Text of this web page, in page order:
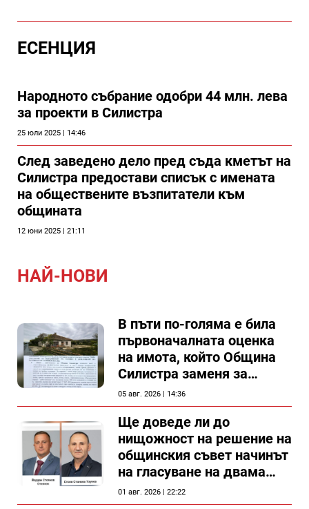
ЕСЕНЦИЯ
Народното събрание одобри 44 млн. лева
за проекти в Силистра
25 юли 2025 | 14:46
След заведено дело пред съда кметът на
Силистра предостави списък с имената
на обществените възпитатели към
общината
12 юни 2025 | 21:11
НАЙ-НОВИ
В пъти по-голяма е била
първоначалната оценка
на имота, който Община
Силистра заменя за
спирка, показват
документи
05 авг. 2026 | 14:36
Ще доведе ли до
нищожност на решение на
общинския съвет начинът
на гласуване на двама
съветници в Силистра?
01 авг. 2026 | 22:22